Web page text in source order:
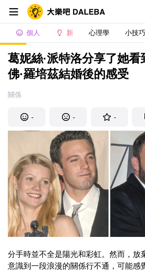
個人 新 心理學 小技
葛妮絲·派特洛分享了她
佛·羅培茲結婚後的感受
關係
- - -
分手時並不全是陽光和彩虹。然而，放
意識到一段浪漫的關係行不通，可能感